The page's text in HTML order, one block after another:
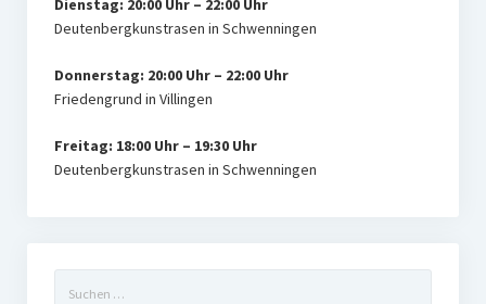
Dienstag: 20:00 Uhr – 22:00 Uhr
Deutenbergkunstrasen in Schwenningen
Donnerstag: 20:00 Uhr – 22:00 Uhr
Friedengrund in Villingen
Freitag: 18:00 Uhr – 19:30 Uhr
Deutenbergkunstrasen in Schwenningen